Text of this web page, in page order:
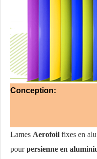
Lames Aerofoil fixes en
pourpersienne en